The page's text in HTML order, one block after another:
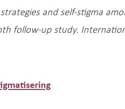
and self-stigma
follow-up study.